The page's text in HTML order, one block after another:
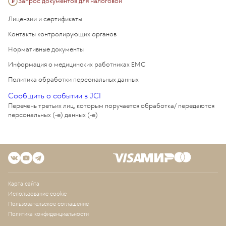
Лицензии и сертификаты
Контакты контролирующих органов
Нормативные документы
Информация о медицинских работниках EMC
Политика обработки персональных данных
Сообщить о событии в JCI
Перечень третьих лиц, которым поручается обработка/ передаются
персональных (-е) данных (-е)
Карта сайта
Использование cookie
Пользовательское соглашение
Политика конфиденциальности